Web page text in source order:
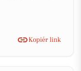
Kopiér link